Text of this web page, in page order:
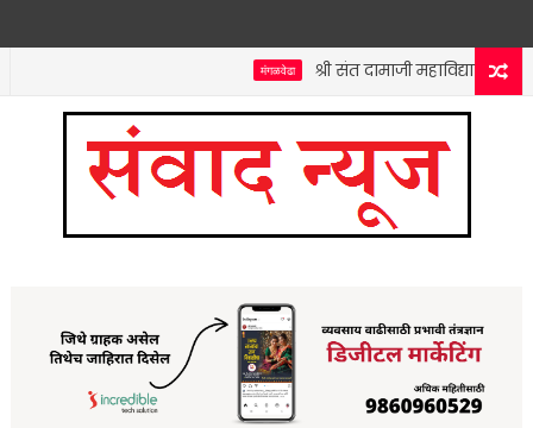
मंगळवेढा श्री संत दामाजी महाविद्यालयात